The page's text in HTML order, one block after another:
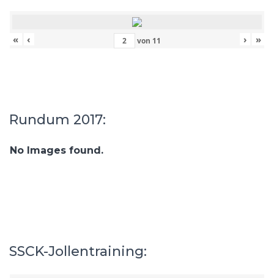
« ‹ von 11 › »
Rundum 2017:
No Images found.
SSCK-Jollentraining: